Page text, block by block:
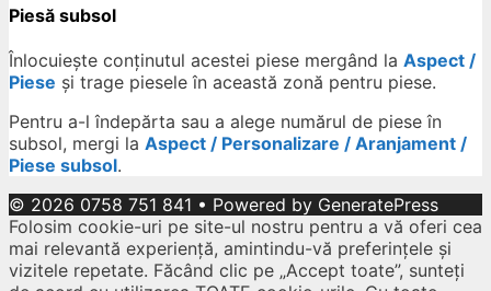
Piesă subsol
Înlocuiește conținutul acestei piese mergând la Aspect /
Piese și trage piesele în această zonă pentru piese.
Pentru a-l îndepărta sau a alege numărul de piese în
subsol, mergi la Aspect / Personalizare / Aranjament /
Piese subsol.
© 2026 0758 751 841 • Powered by GeneratePress
Folosim cookie-uri pe site-ul nostru pentru a vă oferi cea
mai relevantă experiență, amintindu-vă preferințele și
vizitele repetate. Făcând clic pe „Accept toate”, sunteți